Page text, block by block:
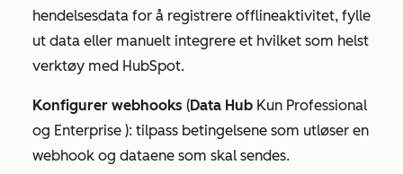
hendelsesdata for å registrere offlineaktivitet, fylle
ut data eller manuelt integrere et hvilket som helst
verktøy med HubSpot.
Konfigurer webhooks (Data Hub Kun Professional
og Enterprise ): tilpass betingelsene som utløser en
webhook og dataene som skal sendes.